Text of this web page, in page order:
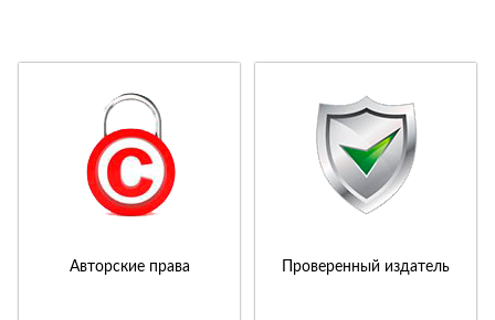
Авторские права Проверенный издатель